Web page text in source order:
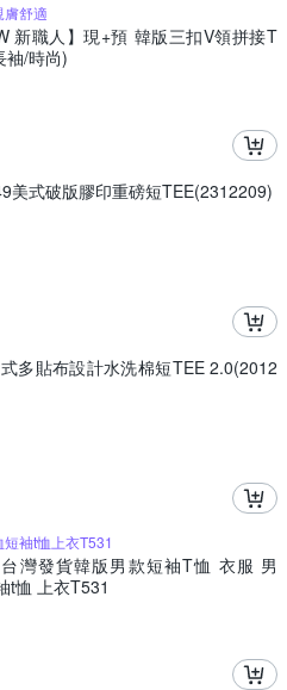
膚舒適
新職人】現+預 韓版三扣V領拼接T
袖/時尚)
美式破版膠印重磅短TEE(2312209)
多貼布設計水洗棉短TEE 2.0(2012
袖t恤上衣T531
灣發貨韓版男款短袖T恤 衣服 男
t恤 上衣T531